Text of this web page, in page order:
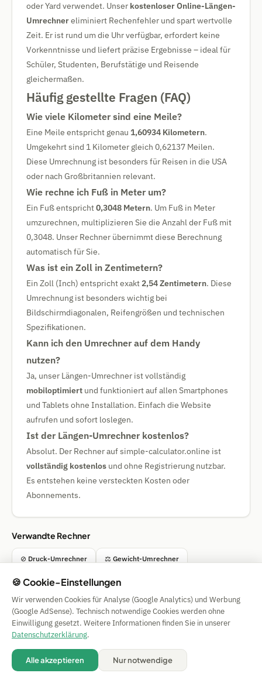
oder Yard verwendet. Unser kostenloser Online-Längen-
Umrechnereliminiert Rechenfehler und spart wertvolle
Zeit. Er ist rund um die Uhr verfügbar, erfordert keine
Vorkenntnisse und liefert präzise Ergebnisse – ideal für
Schüler, Studenten, Berufstätige und Reisende
gleichermaßen.
Häufig gestellte Fragen (FAQ)
Wie viele Kilometer sind eine Meile?
Eine Meile entspricht genau 1,60934 Kilometern.
Umgekehrt sind 1 Kilometer gleich 0,62137 Meilen.
Diese Umrechnung ist besonders für Reisen in die USA
oder nach Großbritannien relevant.
Wie rechne ich Fuß in Meter um?
Ein Fuß entspricht0,3048 Metern. Um Fuß in Meter
umzurechnen, multiplizieren Sie die Anzahl der Fuß mit
0,3048. Unser Rechner übernimmt diese Berechnung
automatisch für Sie.
Was ist ein Zoll in Zentimetern?
Ein Zoll (Inch) entspricht exakt 2,54 Zentimetern. Diese
Umrechnung ist besonders wichtig bei
Bildschirmdiagonalen, Reifengrößen und technischen
Spezifikationen.
Kann ich den Umrechner auf dem Handy
nutzen?
Ja, unser Längen-Umrechner ist vollständig
mobiloptimiert und funktioniert auf allen Smartphones
und Tablets ohne Installation. Einfach die Website
aufrufen und sofort loslegen.
Ist der Längen-Umrechner kostenlos?
Absolut. Der Rechner auf simple-calculator.online ist
vollständig kostenlos und ohne Registrierung nutzbar.
Es entstehen keine versteckten Kosten oder
Abonnements.
Verwandte Rechner
⊘ Druck-Umrechner ⚖ Gewicht-Umrechner
° Temperatur-Umrechner
Impressum
| Privacy | Terms |
🍪 Cookies
Alle Angaben ohne Gewähr. © 2026 CAESS GmbH
🍪 Cookie-Einstellungen
Wir verwenden Cookies für Analyse (Google Analytics) und Werbung
(Google AdSense). Technisch notwendige Cookies werden ohne
Einwilligung gesetzt. Weitere Informationen finden Sie in unserer
Datenschutzerklärung.
Alle akzeptieren Nur notwendige